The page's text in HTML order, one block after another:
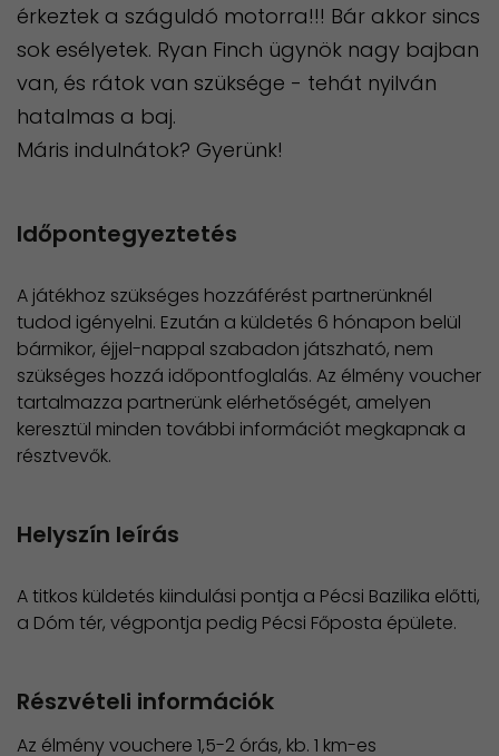
érkeztek a száguldó motorra!!! Bár akkor sincs
sok esélyetek. Ryan Finch ügynök nagy bajban
van, és rátok van szüksége - tehát nyilván
hatalmas a baj.
Máris indulnátok? Gyerünk!
Időpontegyeztetés
A játékhoz szükséges hozzáférést partnerünknél
tudod igényelni. Ezután a küldetés 6 hónapon belül
bármikor, éjjel-nappal szabadon játszható, nem
szükséges hozzá időpontfoglalás. Az élmény voucher
tartalmazza partnerünk elérhetőségét, amelyen
keresztül minden további információt megkapnak a
résztvevők.
Helyszín leírás
A titkos küldetés kiindulási pontja a Pécsi Bazilika előtti,
a Dóm tér, végpontja pedig Pécsi Főposta épülete.
Részvételi információk
Az élmény vouchere 1,5-2 órás, kb. 1 km-es